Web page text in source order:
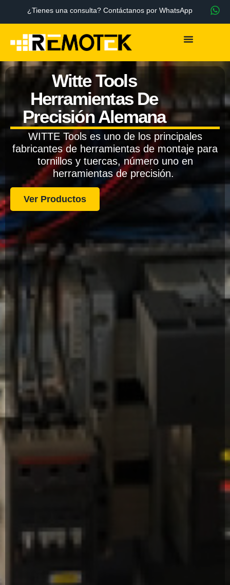
¿Tienes una consulta? Contáctanos por WhatsApp
Witte Tools
Herramientas De
Precisión Alemana
WITTE Tools es uno de los principales
fabricantes de herramientas de montaje para
tornillos y tuercas, número uno en
herramientas de precisión.
Ver Productos